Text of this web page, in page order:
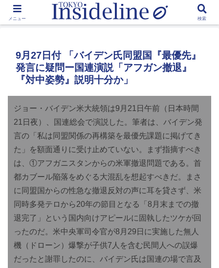
by Toshikawa Takao
9月27日付 「バイデン氏同盟国『最優先』
発言に疑問ー国連演説「アフガン撤退』
『対中姿勢』説明十分か」
ジョー・バイデン米大統領は9月21日午前（日本時間
21日夜）、国連総会で演説した。筆者は、バイデン発
言の「私は同盟関係の再構築を最優先課題に掲げてき
た」を額面通りに受け止めていない。まず指摘すべき
は、①アフガニスタンからの米軍撤退問題である。首
都カブール陥落をめぐる大混乱を想起すべきだ。まさ
に同盟国からの性急な撤退反対の声に耳を貸さず、米
同時多発テロから20年の節目となる「8月末までの撤
退完了」という国内向けアピールに固執したツケが回
ったのだ。米中央軍司令官が8月29日に実施した無人
機（ドローン）爆撃が子供7人を含む民間人への誤爆
だったと謝罪したのに、バイデン氏は国連の場で言及
メニュー 検索